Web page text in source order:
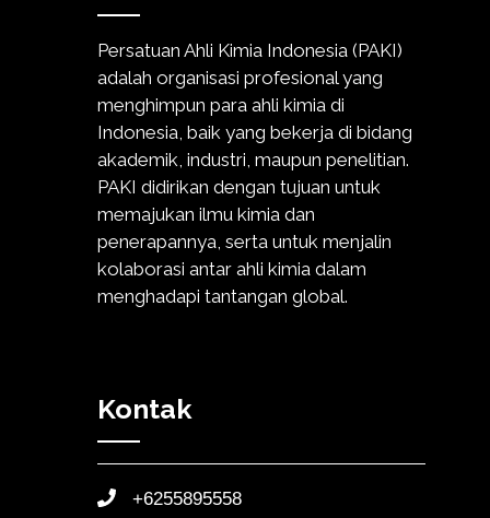
Persatuan Ahli Kimia Indonesia (PAKI)
adalah organisasi profesional yang
menghimpun para ahli kimia di
Indonesia, baik yang bekerja di bidang
akademik, industri, maupun penelitian.
PAKI didirikan dengan tujuan untuk
memajukan ilmu kimia dan
penerapannya, serta untuk menjalin
kolaborasi antar ahli kimia dalam
menghadapi tantangan global.
Kontak
+6255895558